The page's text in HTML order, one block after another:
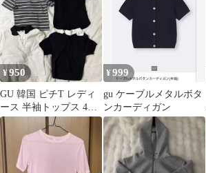
¥950
GU 韓国 ピチT レディ
ース 半袖トップス 4点
セット まとめ売り
¥999
gu ケーブルメタルボタ
ンカーディガン